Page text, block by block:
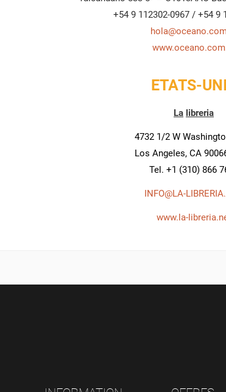
+54 9 112302-0967 / +54 9
ETATS-
La libreria
4732 1/2 W
Los Angeles, CA
Tel. +1 (310) 866
INFO@LA-
www.la-